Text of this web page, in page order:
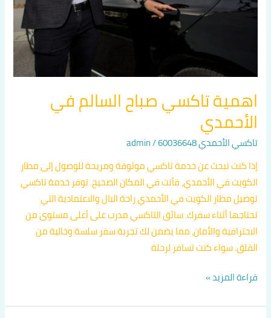
اهمية تاكسي صباح السالم في
الأحمدي
تاكسي الأحمدي 60036648 /
admin
إذا كنت تبحث عن خدمة تاكسي موثوقة ومريحة للوصول إلى مطار
الكويت في الأحمدي، فأنت في المكان الصحيح. توفر خدمة تاكسي
توصيل مطار الكويت في الأحمدي راحة البال والاعتمادية التي
تحتاجها أثناء سفرك. سائق التاكسي مدرب على أعلى مستوى من
الاحترافية والأمان، مما يضمن لك تجربة سفر سلسة وخالية من
القلق. سواء كنت تسافر لرحلة
الأحمدي
قراءة المزيد »